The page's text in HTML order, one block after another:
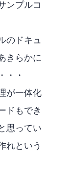
サンプルコ
のドキュ
きらかに
・・
が一体化
ドもでき
思ってい
というMS